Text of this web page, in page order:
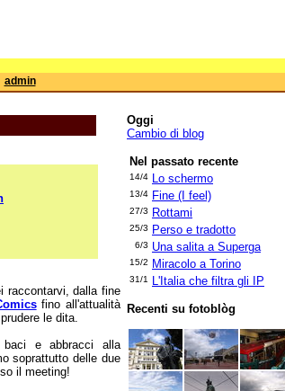
admin
raccontarvi, dalla fine
fino all'attualità
le dita.
e abbracci alla
soprattutto delle due
il meeting!
Oggi
Cambio di blog
Nel passato recente
14/4 Lo schermo
13/4 Fine (I feel)
27/3 Rottami
25/3 Perso e tradotto
6/3 Una salita a Superga
15/2 Miracolo a Torino
31/1 L'Italia che filtra gli IP
Recenti su fotoblòg